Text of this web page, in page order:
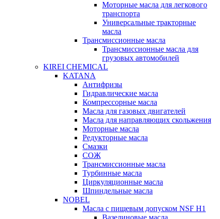
Моторные масла для легкового
транспорта
Универсальные тракторные
масла
Трансмиссионные масла
Трансмиссионные масла для
грузовых автомобилей
KIREI CHEMICAL
KATANA
Антифризы
Гидравлические масла
Компрессорные масла
Масла для газовых двигателей
Масла для направляющих скольжения
Моторные масла
Редукторные масла
Смазки
СОЖ
Трансмиссионные масла
Турбинные масла
Циркуляционные масла
Шпиндельные масла
NOBEL
Масла с пищевым допуском NSF H1
Вазелиновые масла